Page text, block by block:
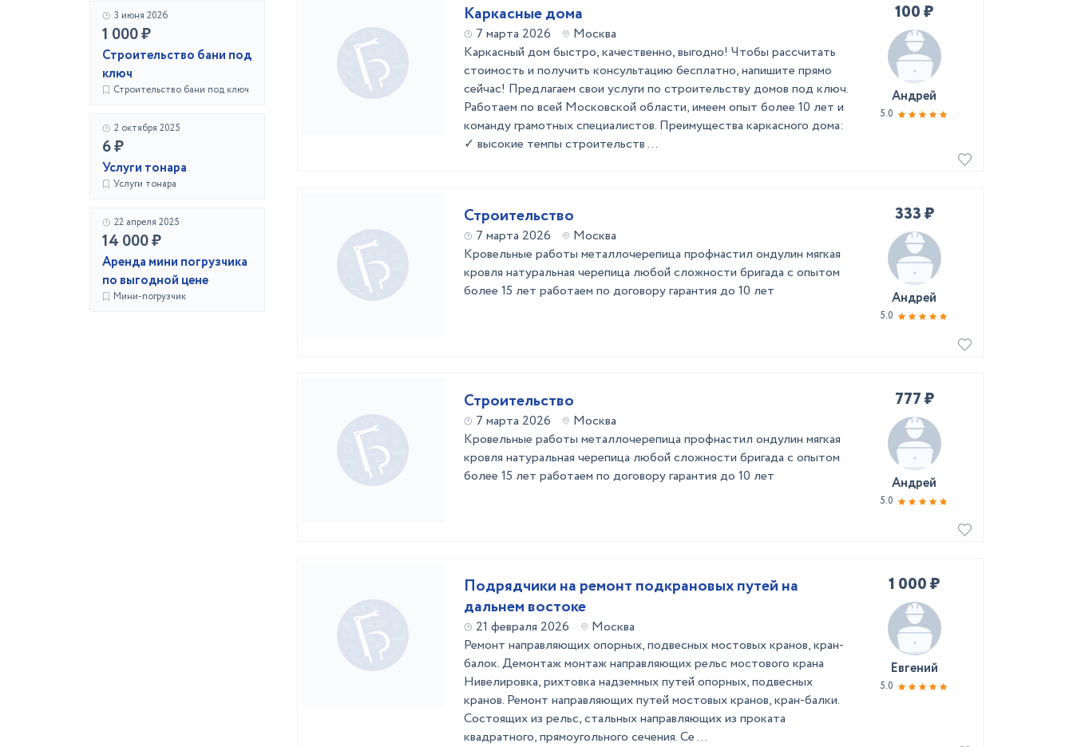
3 июня 2026
1 000 ₽
Строительство бани под
ключ
Строительство бани под ключ
2 октября 2025
6 ₽
Услуги тонара
Услуги тонара
22 апреля 2025
14 000 ₽
Аренда мини погрузчика
по выгодной цене
Мини-погрузчик
Каркасные дома
7 марта 2026
Москва
Каркасный дом быстро, качественно, выгодно! Чтобы рассчитать
стоимость и получить консультацию бесплатно, напишите прямо
сейчас! Предлагаем свои услуги по строительству домов под ключ.
Работаем по всей Московской области, имеем опыт более 10 лет и
команду грамотных специалистов. Преимущества каркасного дома:
✓ высокие темпы строительств ...
100 ₽
Андрей
5.0
Строительство
7 марта 2026
Москва
Кровельные работы металлочерепица профнастил ондулин мягкая
кровля натуральная черепица любой сложности бригада с опытом
более 15 лет работаем по договору гарантия до 10 лет
333 ₽
Андрей
5.0
Строительство
7 марта 2026
Москва
Кровельные работы металлочерепица профнастил ондулин мягкая
кровля натуральная черепица любой сложности бригада с опытом
более 15 лет работаем по договору гарантия до 10 лет
777 ₽
Андрей
5.0
Подрядчики на ремонт подкрановых путей на
дальнем востоке
21 февраля 2026
Москва
Ремонт направляющих опорных, подвесных мостовых кранов, кран-
балок. Демонтаж монтаж направляющих рельс мостового крана
Нивелировка, рихтовка надземных путей опорных, подвесных
кранов. Ремонт направляющих путей мостовых кранов, кран-балки.
Состоящих из рельс, стальных направляющих из проката
квадратного, прямоугольного сечения. Се ...
1 000 ₽
Евгений
5.0